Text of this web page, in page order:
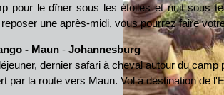
pour le dîner sous les étoiles et nuit sous
une après-midi, vous pourrez faire
- Maun - Johannesburg
dernier safari à cheval autour du
par la route vers Maun. Vol à destination de